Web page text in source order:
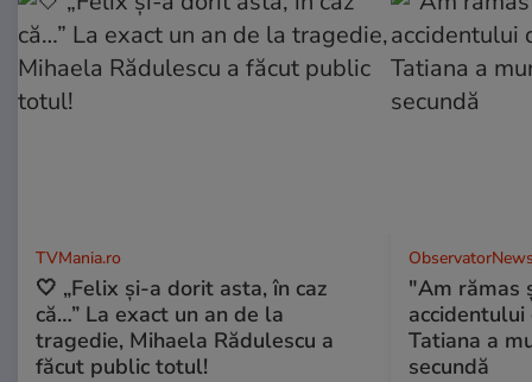
TVMania.ro
🤍 „Felix și-a dorit asta, în caz
că…” La exact un an de la
tragedie, Mihaela Rădulescu a
făcut public totul!
"Am rămas
accidentului
Tatiana a
secundă